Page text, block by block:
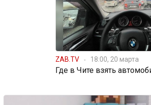
ZAB.TV 18:00, 20 марта
Где в Чите взять